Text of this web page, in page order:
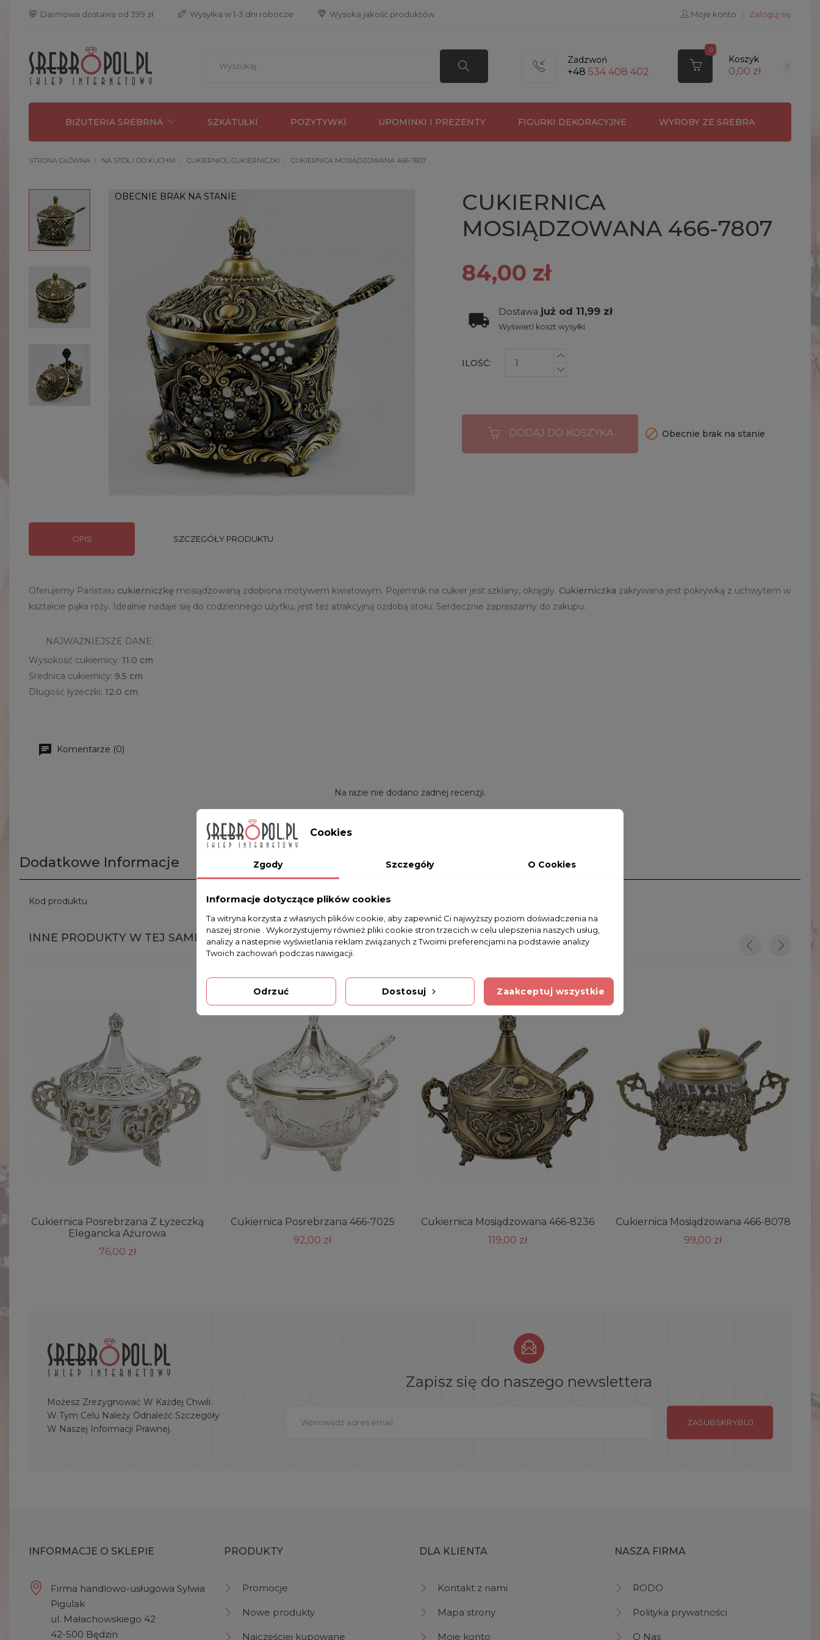
 Darmowa dostawa od 399 zł  Wysyłka w 1-3 dni robocze  Wysoka jakość produktów Moje konto Zaloguj się
Zadzwoń
+48 534 408 402
0
Koszyk
0,00 zł
BIŻUTERIA SREBRNA SZKATUŁKI POZYTYWKI UPOMINKI I PREZENTY FIGURKI DEKORACYJNE WYROBY ZE SREBRA
STRONA GŁÓWNA NA STÓŁ I DO KUCHNI CUKIERNICE, CUKIERNICZKI CUKIERNICA MOSIĄDZOWANA 466-7807
OBECNIE BRAK NA STANIE
CUKIERNICA
MOSIĄDZOWANA 466-7807
84,00 zł
Dostawa już od 11,99 zł
Wyświetl koszt wysyłki
ILOŚĆ:
DODAJ DO KOSZYKA  Obecnie brak na stanie
OPIS SZCZEGÓŁY PRODUKTU
Oferujemy Państwu cukierniczkę mosiądzowaną zdobiona motywem kwiatowym. Pojemnik na cukier jest szklany, okrągły. Cukierniczka zakrywana jest pokrywką z uchwytem w
kształcie pąka róży. Idealnie nadaje się do codziennego użytku, jest też atrakcyjną ozdobą stołu. Serdecznie zapraszamy do zakupu.
NAJWAŻNIEJSZE DANE:
Wysokość cukiernicy: 11.0 cm
Średnica cukiernicy: 9.5 cm
Długość łyżeczki: 12.0 cm
Komentarze (0)
Na razie nie dodano żadnej recenzji.
Dodatkowe Informacje
Kod produktu 466-7807
INNE PRODUKTY W TEJ SAMEJ KATEGORII
Cukiernica Posrebrzana Z Łyżeczką
Elegancka Ażurowa
76,00 zł
Cukiernica Posrebrzana 466-7025
92,00 zł
Cukiernica Mosiądzowana 466-8236
119,00 zł
Cukiernica Mosiądzowana 466-8078
99,00 zł
Możesz Zrezygnować W Każdej Chwili.
W Tym Celu Należy Odnaleźć Szczegóły
W Naszej Informacji Prawnej.
Zapisz się do naszego newslettera
INFORMACJE O SKLEPIE
Firma handlowo-usługowa Sylwia
Pigulak
ul. Małachowskiego 42
42-500 Będzin
PRODUKTY
Promocje
Nowe produkty
Najczęściej kupowane
DLA KLIENTA
Kontakt z nami
Mapa strony
Moje konto
NASZA FIRMA
RODO
Polityka prywatności
O Nas
Cookies
Zgody Szczegóły O Cookies
Informacje dotyczące plików cookies
Ta witryna korzysta z własnych plików cookie, aby zapewnić Ci najwyższy poziom doświadczenia na
naszej stronie . Wykorzystujemy również pliki cookie stron trzecich w celu ulepszenia naszych usług,
analizy a nastepnie wyświetlania reklam związanych z Twoimi preferencjami na podstawie analizy
Twoich zachowań podczas nawigacji.
Odrzuć Dostosuj Zaakceptuj wszystkie